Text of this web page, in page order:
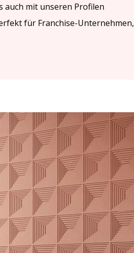
auch mit unseren Profilen
für Franchise-Unternehmen,